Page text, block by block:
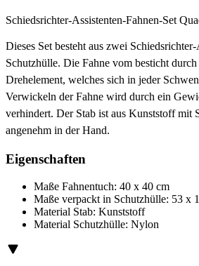
Schiedsrichter-Assistenten-Fahnen-Set
Dieses Set besteht aus zwei
Schutzhülle. Die Fahne vom besticht
Drehelement, welches sich in jeder
Verwickeln der Fahne wird durch ein
verhindert. Der Stab ist aus Kunststoff mit
angenehm in der Hand.
Eigenschaften
Maße Fahnentuch: 40 x 40 cm
Maße verpackt in Schutzhülle: 53 x
Material Stab: Kunststoff
Material Schutzhülle: Nylon